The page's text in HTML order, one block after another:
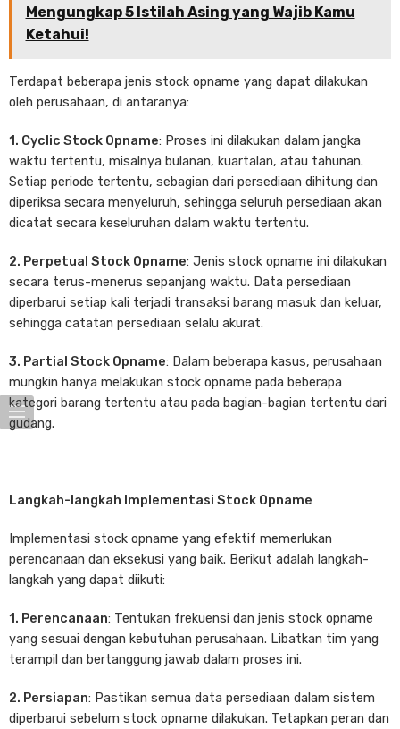
Mengungkap 5 Istilah Asing yang Wajib Kamu
Ketahui!
Terdapat beberapa jenis stock opname yang dapat dilakukan
oleh perusahaan, di antaranya:
1. Cyclic Stock Opname: Proses ini dilakukan dalam jangka
waktu tertentu, misalnya bulanan, kuartalan, atau tahunan.
Setiap periode tertentu, sebagian dari persediaan dihitung dan
diperiksa secara menyeluruh, sehingga seluruh persediaan akan
dicatat secara keseluruhan dalam waktu tertentu.
2. Perpetual Stock Opname: Jenis stock opname ini dilakukan
secara terus-menerus sepanjang waktu. Data persediaan
diperbarui setiap kali terjadi transaksi barang masuk dan keluar,
sehingga catatan persediaan selalu akurat.
3. Partial Stock Opname: Dalam beberapa kasus, perusahaan
mungkin hanya melakukan stock opname pada beberapa
kategori barang tertentu atau pada bagian-bagian tertentu dari
gudang.
Langkah-langkah Implementasi Stock Opname
Implementasi stock opname yang efektif memerlukan
perencanaan dan eksekusi yang baik. Berikut adalah langkah-
langkah yang dapat diikuti:
1. Perencanaan: Tentukan frekuensi dan jenis stock opname
yang sesuai dengan kebutuhan perusahaan. Libatkan tim yang
terampil dan bertanggung jawab dalam proses ini.
2. Persiapan: Pastikan semua data persediaan dalam sistem
diperbarui sebelum stock opname dilakukan. Tetapkan peran dan